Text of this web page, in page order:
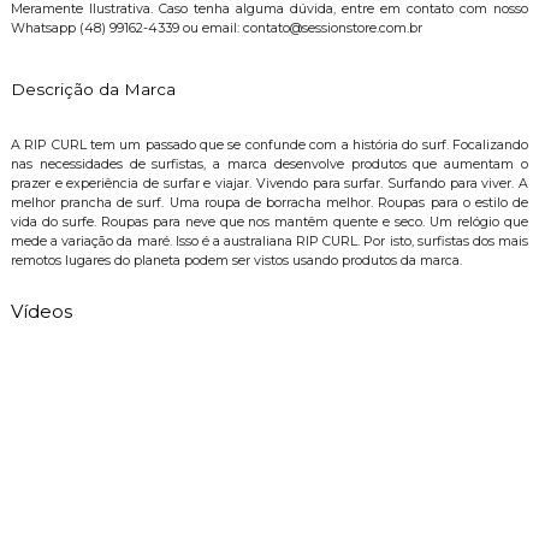
Meramente Ilustrativa. Caso tenha alguma dúvida, entre em contato com nosso
Whatsapp (48) 99162-4339 ou email: contato@sessionstore.com.br
Descrição da Marca
A RIP CURL tem um passado que se confunde com a história do surf. Focalizando
nas necessidades de surfistas, a marca desenvolve produtos que aumentam o
prazer e experiência de surfar e viajar. Vivendo para surfar. Surfando para viver. A
melhor prancha de surf. Uma roupa de borracha melhor. Roupas para o estilo de
vida do surfe. Roupas para neve que nos mantêm quente e seco. Um relógio que
mede a variação da maré. Isso é a australiana RIP CURL. Por isto, surfistas dos mais
remotos lugares do planeta podem ser vistos usando produtos da marca.
Vídeos